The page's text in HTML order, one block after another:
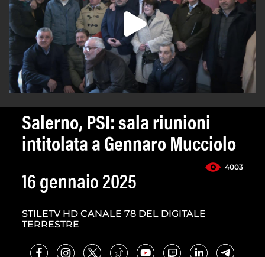
Salerno, PSI: sala riunioni
intitolata a Gennaro Mucciolo
4003
16 gennaio 2025
STILETV HD CANALE 78 DEL DIGITALE
TERRESTRE